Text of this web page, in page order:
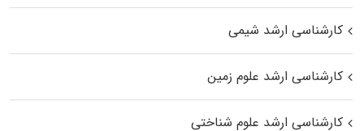
کارشناسی ارشد شیمی
کارشناسی ارشد علوم زمین
کارشناسی ارشد علوم شناختی